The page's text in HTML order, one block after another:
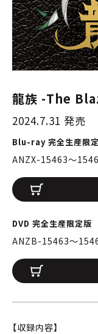
龍族 -The
2024.7.31 発売
Blu-ray 完全生産限
ANZX-15463〜
DVD 完全生産限定版
ANZB-15463〜
【収録内容】